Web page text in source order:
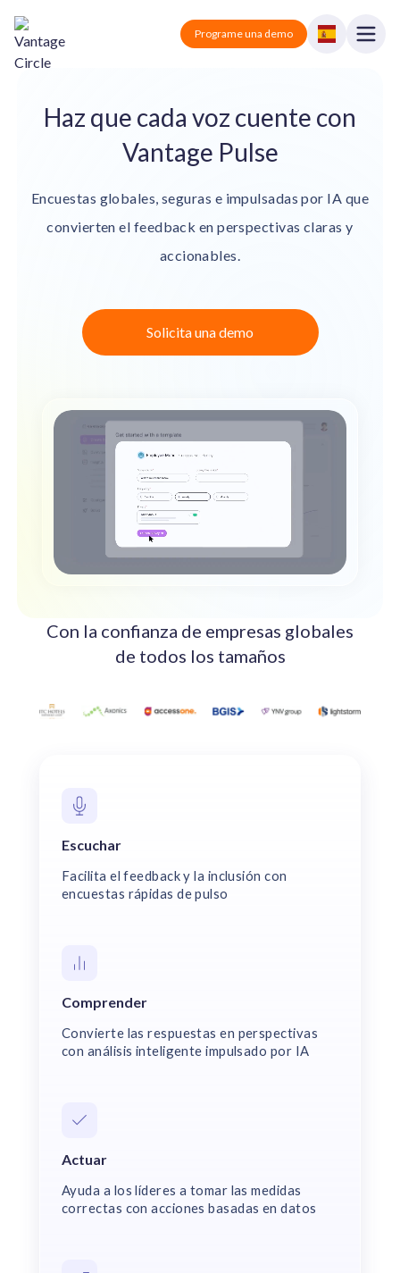
Vantage Circle Programe una demo
Vantage Rewards
Recompensas y reconocimiento.
Vantage Perks
Descuentos y beneficios.
Vantage Fit
Salud y bienestar.
Impulsa el compromiso con nuestras soluciones de IA.
Integración con tu plataforma HCM/HRIS.
Recursos
Socios
Haz que cada voz cuente con
Vantage Pulse
Encuestas globales, seguras e impulsadas por IA que
convierten el feedback en perspectivas claras y
accionables.
Solicita una demo
Con la confianza de empresas globales
de todos los tamaños
Escuchar
Facilita el feedback y la inclusión con
encuestas rápidas de pulso
Comprender
Convierte las respuestas en perspectivas
con análisis inteligente impulsado por IA
Actuar
Ayuda a los líderes a tomar las medidas
correctas con acciones basadas en datos